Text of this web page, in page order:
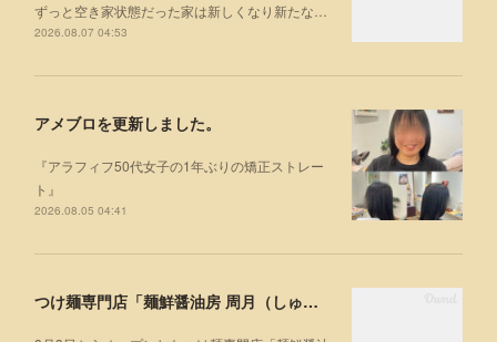
ずっと空き家状態だった家は新しくなり新たな…
2026.08.07 04:53
アメブロを更新しました。
『アラフィフ50代女子の1年ぶりの矯正ストレー
ト』
2026.08.05 04:41
つけ麺専門店「麺鮮醤油房 周月（しゅうげつ）」⁡ に行ってみた🍜